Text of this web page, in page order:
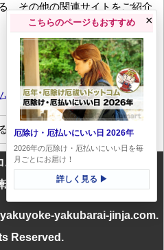
、その他の関連サイトをご紹介
に掲載のテキスト・画像等コ
載を一切禁じます
yakubarai-jinja.com.
Reserved.
こちらのページもおすすめ
厄除け・厄払いにいい日 2026年
2026年の厄除け・厄払いにいい日を毎
月ごとにお届け！
詳しく見る ▶
×